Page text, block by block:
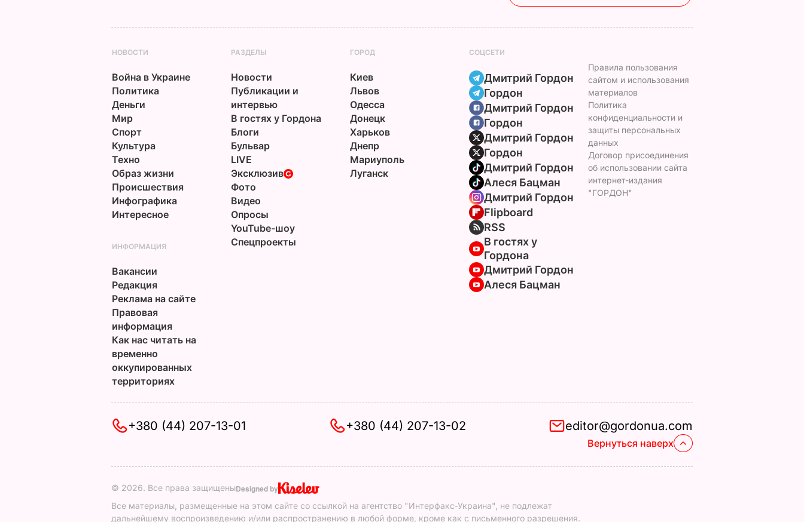
НОВОСТИ
Война в Украине
Политика
Деньги
Мир
Спорт
Культура
Техно
Образ жизни
Происшествия
Инфографика
Интересное
РАЗДЕЛЫ
Новости
Публикации и
интервью
В гостях у Гордона
Блоги
Бульвар
LIVE
Эксклюзив
Фото
Видео
Опросы
YouTube-шоу
Спецпроекты
ГОРОД
Киев
Львов
Одесса
Донецк
Харьков
Днепр
Мариуполь
Луганск
СОЦСЕТИ
Дмитрий Гордон
Гордон
Дмитрий Гордон
Гордон
Дмитрий Гордон
Гордон
Дмитрий Гордон
Алеся Бацман
Дмитрий Гордон
Flipboard
RSS
В гостях у
Гордона
Дмитрий Гордон
Алеся Бацман
ИНФОРМАЦИЯ
Вакансии
Редакция
Реклама на сайте
Правовая
информация
Как нас читать на
временно
оккупированных
территориях
Правила пользования
сайтом и использования
материалов
Политика
конфиденциальности и
защиты персональных
данных
Договор присоединения
об использовании сайта
интернет-издания
"ГОРДОН"
+380 (44) 207-13-01 +380 (44) 207-13-02 editor@gordonua.com
Вернуться наверх
© 2026. Все права защищеныDesigned by
Все материалы, размещенные на этом сайте со ссылкой на агентство "Интерфакс-Украина", не подлежат
дальнейшему воспроизведению и/или распространению в любой форме, кроме как с письменного разрешения.